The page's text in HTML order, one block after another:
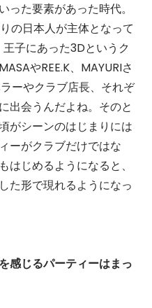
った要素があった時代。
の日本人が主体となって
子にあった3Dというク
やREE.K、MAYURIさ
ーやクラブ店長、それぞ
出会うんだよね。そのと
がシーンのはじまりには
ーがクラブだけではな
はじめるようになると、
た形で現れるようになっ
感じるパーティーはまっ